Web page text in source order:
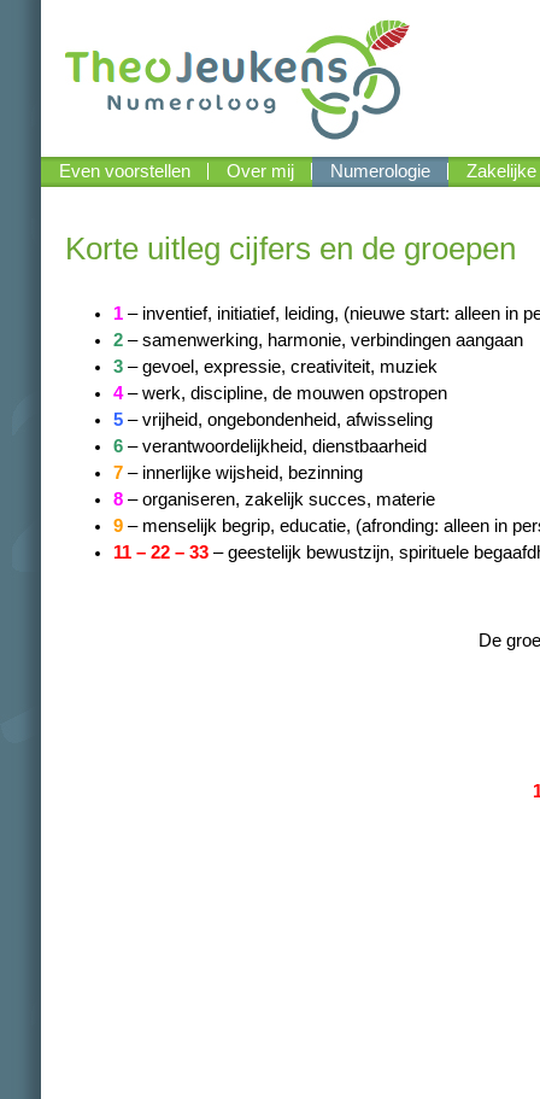
Even voorstellen Over mij Numerologie
Korte uitleg cijfers en de groepen
1 – inventief, initiatief, leiding, (nieuwe start: alleen in
2 – samenwerking, harmonie, verbindingen aangaan
3 – gevoel, expressie, creativiteit, muziek
4– werk, discipline, de mouwen opstropen
5 – vrijheid, ongebondenheid, afwisseling
6 – verantwoordelijkheid, dienstbaarheid
7 – innerlijke wijsheid, bezinning
8 – organiseren, zakelijk succes, materie
9 – menselijk begrip, educatie, (afronding: alleen in
11 – 22 – 33 – geestelijk bewustzijn, spirituele
De